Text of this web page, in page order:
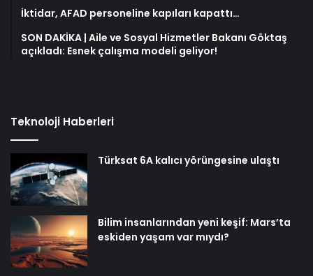
İktidar, AFAD personeline kapıları kapattı…
SON DAKİKA | Aile ve Sosyal Hizmetler Bakanı Göktaş
açıkladı: Esnek çalışma modeli geliyor!
Teknoloji Haberleri
Türksat 6A kalıcı yörüngesine ulaştı
Bilim insanlarından yeni keşif: Mars’ta
eskiden yaşam var mıydı?